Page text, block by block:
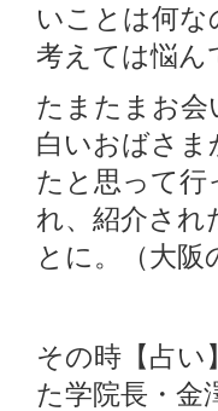
いことは何な
考えては悩ん
たまたまお会
白いおばさま
たと思って行
れ、紹介され
とに。（大阪
その時【占い
た学院長・金